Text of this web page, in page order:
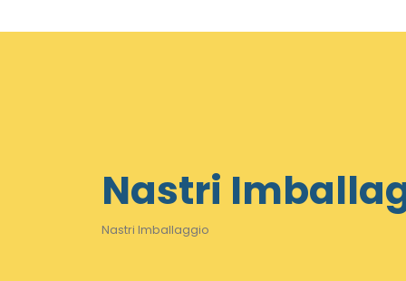
Nastri
Nastri Imballaggio